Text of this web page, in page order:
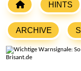
HINTS
ARCHIVE